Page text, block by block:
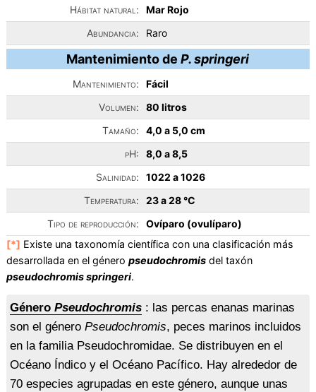
Hábitat natural:
Mar Rojo
Abundancia:
Raro
Mantenimiento deP. springeri
Mantenimiento:
Fácil
Volumen:
80 litros
Tamaño:
4,0 a 5,0 cm
pH:
8,0 a 8,5
Salinidad:
1022 a 1026
Temperatura:
23 a 28 °C
Tipo de reproducción:
Ovíparo (ovulíparo)
[*] Existe una taxonomía científica con una clasificación más
desarrollada en el género pseudochromisdel taxón
pseudochromis springeri.
Género Pseudochromis: las percas enanas marinas
son el género Pseudochromis, peces marinos incluidos
en la familia Pseudochromidae. Se distribuyen en el
Océano Índico y el Océano Pacífico. Hay alrededor de
70 especies agrupadas en este género, aunque unas